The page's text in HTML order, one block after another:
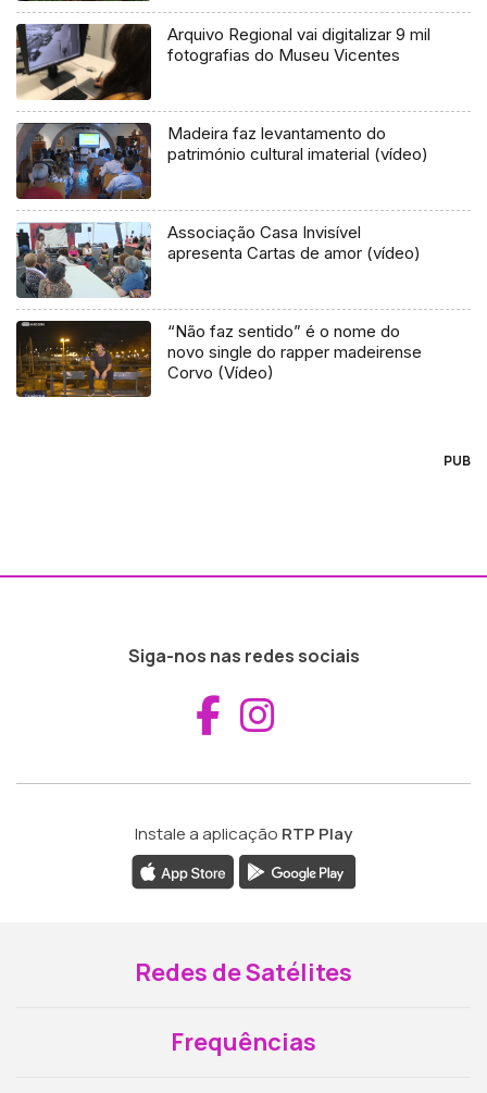
Arquivo Regional vai digitalizar 9 mil
fotografias do Museu Vicentes
Madeira faz levantamento do
património cultural imaterial (vídeo)
Associação Casa Invisível
apresenta Cartas de amor (vídeo)
“Não faz sentido” é o nome do
novo single do rapper madeirense
Corvo (Vídeo)
PUB
Siga-nos nas redes sociais
Aceder ao
Instale a aplicação RTP Play
Redes de Satélites
Frequências